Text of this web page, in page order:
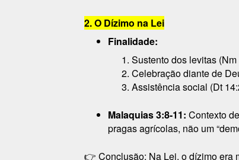
2. O Dízimo na Lei
Finalidade:
Sustento dos levitas
Celebração diante de
Assistência social (Dt
Malaquias 3:8-11: Contexto
pragas agrícolas, não um
👉 Conclusão: Na Lei, o dízimo era